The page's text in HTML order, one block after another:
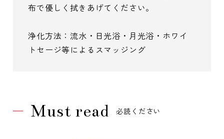
布で優しく拭きあげてください。
浄化方法：流水・日光浴・月光浴・ホワイ
トセージ等によるスマッジング
Must read 必読ください